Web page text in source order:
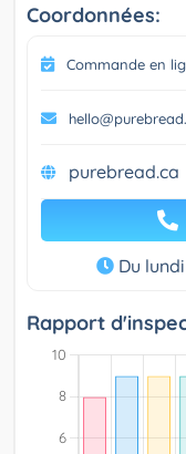
Coordonnées:
Commande en
purebread.ca
Du lundi
Rapport